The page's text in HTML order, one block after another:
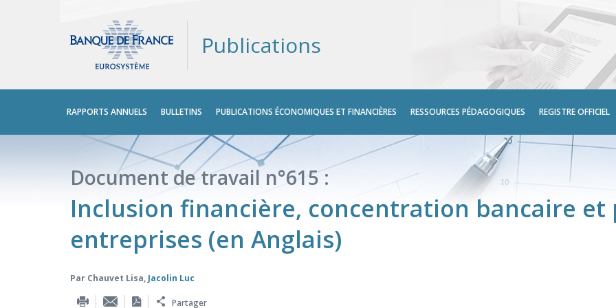
Publications
principal
RAPPORTS ANNUELS BULLETINS PUBLICATIONS ÉCONOMIQUES ET FINANCIÈRES RESSOURCES PÉDAGOGIQUES REGISTRE OFFICIEL
Document de travail n°615 :
Inclusion financière, concentration bancaire et
entreprises (en Anglais)
Par Chauvet Lisa, Jacolin Luc
Partager